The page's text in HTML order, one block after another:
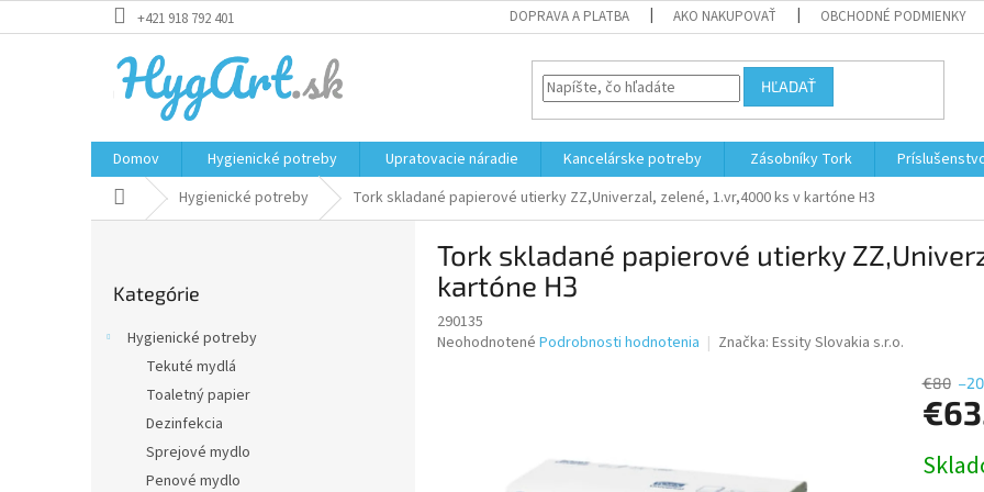
na
+421 918 792 401 DOPRAVA A PLATBA AKO NAKUPOVAŤ OBCHODNÉ PODMIENKY
HĽADAŤ
Domov Hygienické potreby Upratovacie náradie Kancelárske potreby Zásobníky Tork
DomovHygienické potreby Tork skladané papierové utierky ZZ,Univerzal, zelené, 1.vr,4000 ks v kartóne H3
kategórie
Kategórie
Hygienické potreby
Tekuté mydlá
Toaletný papier
Dezinfekcia
Sprejové mydlo
Penové mydlo
Tork skladané papierové utierky
kartóne H3
290135
Priemerné
Neohodnotené Podrobnosti hodnotenia Značka: Essity Slovakia s.r.o.
€80
cena: